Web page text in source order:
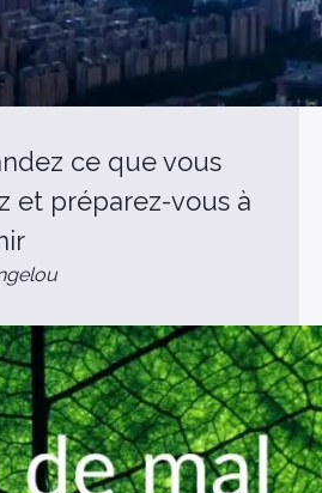
ce que vous
et préparez-vous à